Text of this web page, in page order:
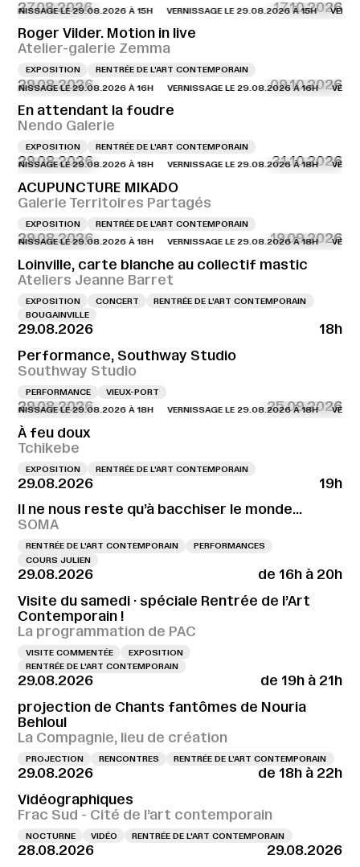
27.08.2026 17.10.2026
LE 29.08.2026 À 15H VERNISSAGE LE 29.08.2026 À 15H
Roger Vilder. Motion in live
Atelier-galerie Zemma
EXPOSITION RENTRÉE DE L'ART CONTEMPORAIN
29.08.2026 09.10.2026
LE 29.08.2026 À 16H VERNISSAGE LE 29.08.2026 À 16H
En attendant la foudre
Nendo Galerie
EXPOSITION RENTRÉE DE L'ART CONTEMPORAIN
29.08.2026 31.10.2026
LE 29.08.2026 À 18H VERNISSAGE LE 29.08.2026 À 18H
ACUPUNCTURE MIKADO
Galerie Territoires Partagés
EXPOSITION RENTRÉE DE L'ART CONTEMPORAIN
29.08.2026 19.09.2026
LE 29.08.2026 À 18H VERNISSAGE LE 29.08.2026 À 18H
Loinville, carte blanche au collectif mastic
Ateliers Jeanne Barret
EXPOSITION CONCERT
RENTRÉE DE L'ART CONTEMPORAIN
BOUGAINVILLE
29.08.2026
18h
Performance, Southway Studio
Southway Studio
PERFORMANCE VIEUX-PORT
29.08.2026 25.09.2026
LE 29.08.2026 À 18H VERNISSAGE LE 29.08.2026 À 18H
À feu doux
Tchikebe
EXPOSITION RENTRÉE DE L'ART CONTEMPORAIN
29.08.2026
19h
Il ne nous reste qu’à bacchiser le monde…
SOMA
RENTRÉE DE L'ART CONTEMPORAIN
PERFORMANCES
COURS JULIEN
29.08.2026
de 16h à 20h
Visite du samedi · spéciale Rentrée de l’Art
Contemporain !
La programmation de PAC
VISITE COMMENTÉE
EXPOSITION
RENTRÉE DE L'ART CONTEMPORAIN
29.08.2026
de 19h à 21h
projection de Chants fantômes de Nouria
Behloul
La Compagnie, lieu de création
PROJECTION RENCONTRES RENTRÉE DE L'ART CONTEMPORAIN
29.08.2026
de 18h à 22h
Vidéographiques
Frac Sud - Cité de l’art contemporain
NOCTURNE VIDÉO RENTRÉE DE L'ART CONTEMPORAIN
28.08.2026
29.08.2026